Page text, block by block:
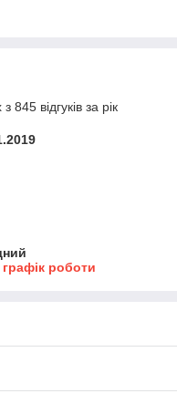
845 відгуків за рік
роботи